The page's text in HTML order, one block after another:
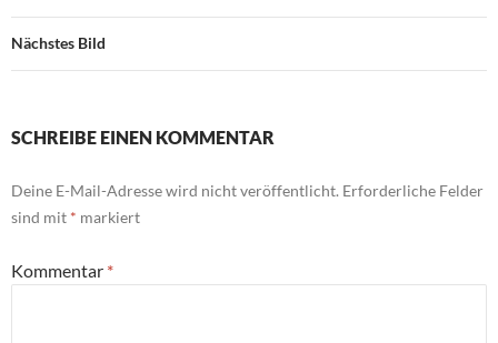
Nächstes Bild
SCHREIBE EINEN KOMMENTAR
Deine E-Mail-Adresse wird nicht veröffentlicht. Erforderliche Felder
sind mit * markiert
Kommentar *